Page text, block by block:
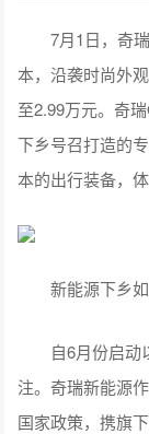
7月1日，奇瑞
本，沿袭时尚外
至2.99万元。奇
下乡号召打造的
本的出行装备，
新能源下乡如
自6月份启动以
注。奇瑞新能源
国家政策，携旗